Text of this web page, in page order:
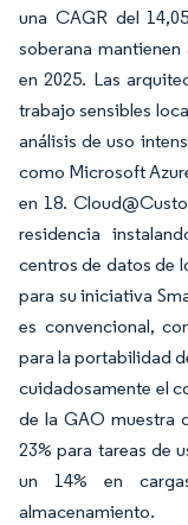
una CAGR del
soberana
en 2025. Las
trabajo sensibles
análisis de uso
como Microsoft
en 18.
residencia
centros de datos de
para su iniciativa
es convencional,
para la portabilidad
cuidadosamente el
de la GAO muestra
23% para tareas de
un 14% en
almacenamiento.